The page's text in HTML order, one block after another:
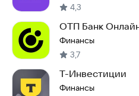
4,3
ОТП Банк
Финансы
3,7
Т-Инвестиции
Финансы